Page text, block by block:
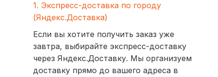
1. Экспресс-доставка по городу
(Яндекс.Доставка)
Если вы хотите получить заказ уже
завтра, выбирайте экспресс-доставку
через Яндекс.Доставку. Мы организуем
доставку прямо до вашего адреса в